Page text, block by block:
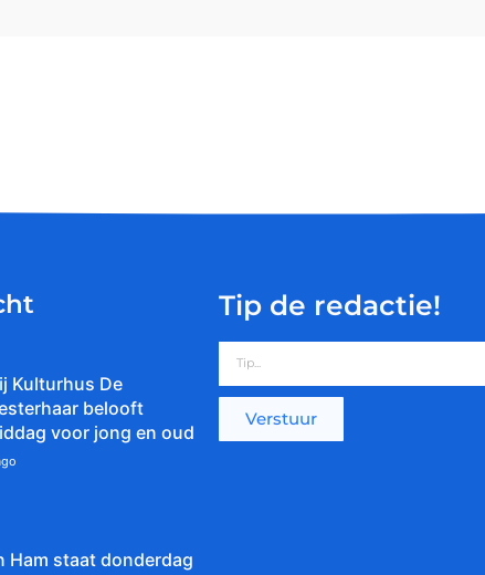
Kulturhus De
belooft
voor jong en oud
Ham staat donderdag
Tip de redactie!
Verstuur